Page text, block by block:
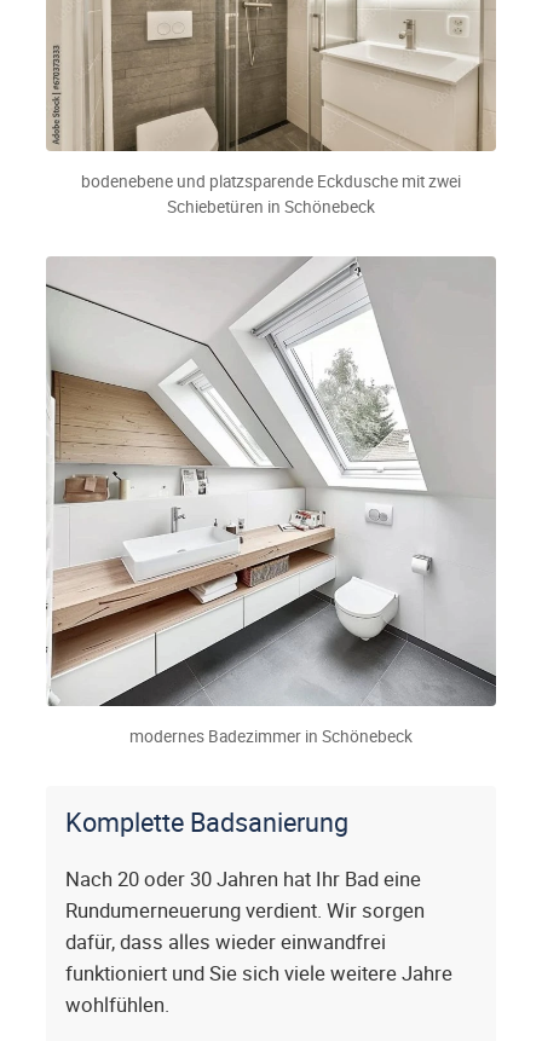
bodenebene und platzsparende Eckdusche mit zwei
Schiebetüren in Schönebeck
modernes Badezimmer in Schönebeck
Komplette Badsanierung
Nach 20 oder 30 Jahren hat Ihr Bad eine
Rundumerneuerung verdient. Wir sorgen
dafür, dass alles wieder einwandfrei
funktioniert und Sie sich viele weitere Jahre
wohlfühlen.